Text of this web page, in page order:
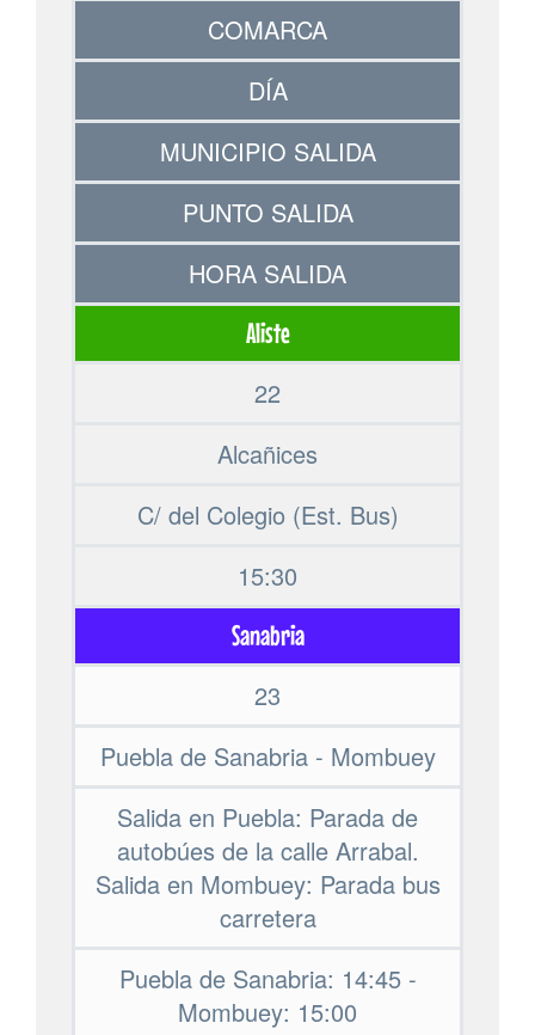
COMARCA
DÍA
MUNICIPIO SALIDA
PUNTO SALIDA
HORA SALIDA
Aliste
22
Alcañices
C/ del Colegio (Est. Bus)
15:30
Sanabria
23
Puebla de Sanabria - Mombuey
Salida en Puebla: Parada de
autobúes de la calle Arrabal.
Salida en Mombuey: Parada bus
carretera
Puebla de Sanabria: 14:45 -
Mombuey: 15:00